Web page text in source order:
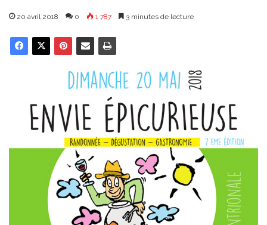
20 avril 2018 0 1 787 3 minutes de lecture